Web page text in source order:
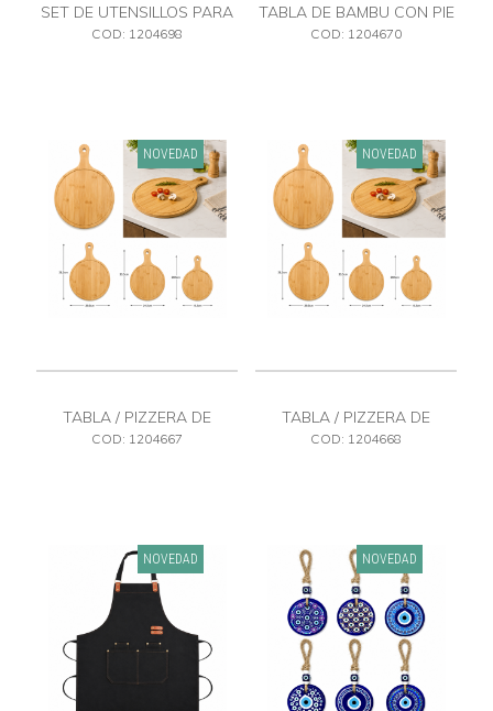
SET DE UTENSILLOS PARA
QUESO
COD: 1204698
TABLA DE BAMBU CON PIE
36 X 26
COD: 1204670
NOVEDAD
TABLA / PIZZERA DE
BAMBU CH
COD: 1204667
NOVEDAD
TABLA / PIZZERA DE
BAMBU GDE
COD: 1204668
NOVEDAD NOVEDAD